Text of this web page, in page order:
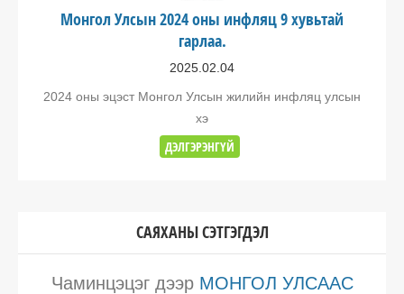
Монгол Улсын 2024 оны инфляц 9 хувьтай
гарлаа.
2025.02.04
2024 оны эцэст Монгол Улсын жилийн инфляц улсын
хэ
ДЭЛГЭРЭНГҮЙ
САЯХАНЫ СЭТГЭГДЭЛ
Чаминцэцэгдээр МОНГОЛ УЛСААС